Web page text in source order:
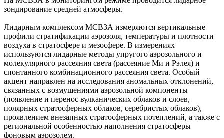
зондирование средней атмосферы.
Лидарным комплексом МСВЗА измеряются вертикальные
профили стратификации аэрозоля, температуры и плотности
воздуха в стратосфере и мезосфере. В измерениях
используются лидарные методы упругого аэрозольного и
молекулярного рассеяния света (рассеяние Ми и Рэлея) и
спонтанного комбинационного рассеяния света. Особый
акцент направлен на исследования аномальных отклонений,
связанных с возмущениями аэрозольной компоненты
(появление и перенос вулканических облаков и слоев,
полярных стратосферных облаков, серебристых облаков),
проявлением внезапных стратосферных потеплений, а также с
региональной особенностью наполнения стратосферы
фоновым аэрозолем.